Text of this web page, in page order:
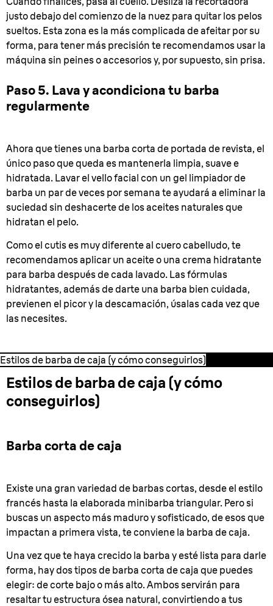
justo debajo del comienzo de la nuez para quitar los pelos
sueltos. Esta zona es la más complicada de afeitar por su
forma, para tener más precisión te recomendamos usar la
máquina sin peines o accesorios y, por supuesto, sin prisa.
Paso 5. Lava y acondiciona tu barba
regularmente
Ahora que tienes una barba corta de portada de revista, el
único paso que queda es mantenerla limpia, suave e
hidratada. Lavar el vello facial con un gel limpiador de
barba un par de veces por semana te ayudará a eliminar la
suciedad sin deshacerte de los aceites naturales que
hidratan el pelo.
Como el cutis es muy diferente al cuero cabelludo, te
recomendamos aplicar un aceite o una crema hidratante
para barba después de cada lavado. Las fórmulas
hidratantes, además de darte una barba bien cuidada,
previenen el picor y la descamación, úsalas cada vez que
las necesites.
Estilos de barba de caja (y cómo conseguirlos)
Estilos de barba de caja (y cómo
conseguirlos)
Barba corta de caja
Existe una gran variedad de barbas cortas, desde el estilo
francés hasta la elaborada minibarba triangular. Pero si
buscas un aspecto más maduro y sofisticado, de esos que
impactan a primera vista, te conviene la barba de caja.
Una vez que te haya crecido la barba y esté lista para darle
forma, hay dos tipos de barba corta de caja que puedes
elegir: de corte bajo o más alto. Ambos servirán para
resaltar tu estructura ósea natural, convirtiendo a tus